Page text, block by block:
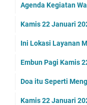
Agenda Kegiatan
Kamis 22 Januari
Ini Lokasi Layanan
Embun Pagi Kamis
Doa itu Seperti
Kamis 22 Januari